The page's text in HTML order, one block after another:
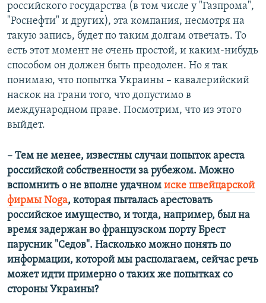
российского государства (в том числе у "Газпрома",
"Роснефти" и других), эта компания, несмотря на
такую запись, будет по таким долгам отвечать. То
есть этот момент не очень простой, и каким-нибудь
способом он должен быть преодолен. Но я так
понимаю, что попытка Украины – кавалерийский
наскок на грани того, что допустимо в
международном праве. Посмотрим, что из этого
выйдет.
– Тем не менее, известны случаи попыток ареста
российской собственности за рубежом. Можно
вспомнить о не вполне удачном иске швейцарской
фирмы Noga, которая пыталась арестовать
российское имущество, и тогда, например, был на
время задержан во французском порту Брест
парусник "Седов". Насколько можно понять по
информации, которой мы располагаем, сейчас речь
может идти примерно о таких же попытках со
стороны Украины?